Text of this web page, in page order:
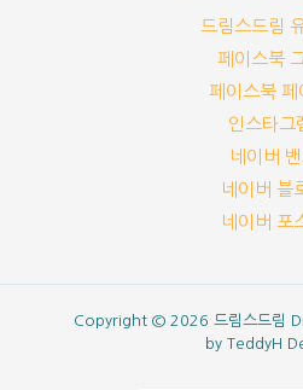
드림스드림
페이스북
페이스북 페
인스타그
네이버
네이버 블
네이버 포
Copyright © 2026 드림스드림
by TeddyH